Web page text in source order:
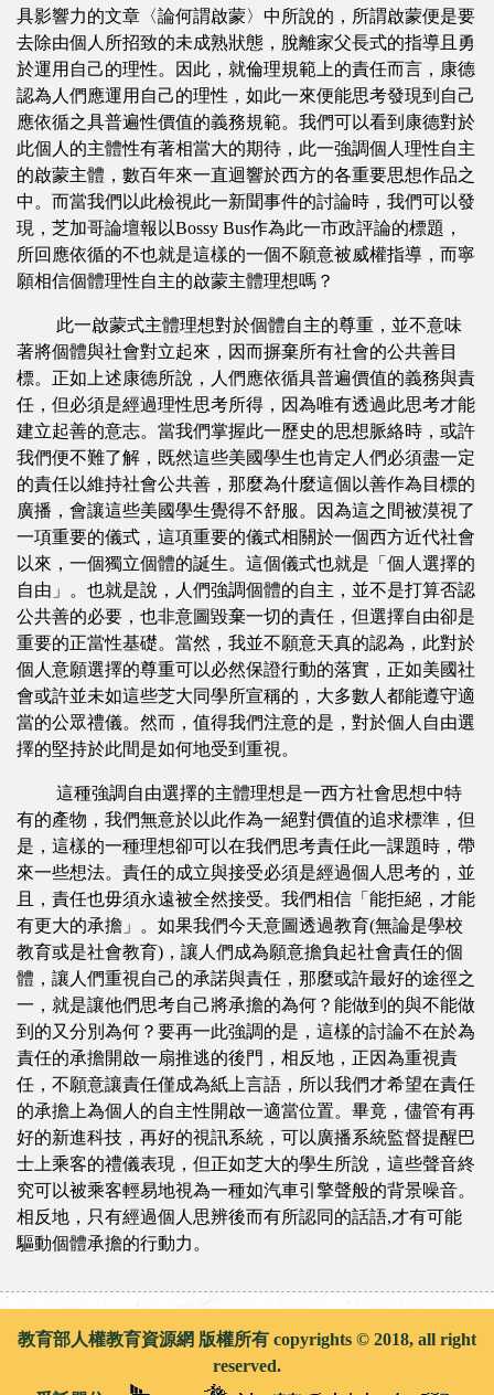
具影響力的文章〈論何謂啟蒙〉中所說的，所謂啟蒙便是要
去除由個人所招致的未成熟狀態，脫離家父長式的指導且勇
於運用自己的理性。因此，就倫理規範上的責任而言，康德
認為人們應運用自己的理性，如此一來便能思考發現到自己
應依循之具普遍性價值的義務規範。我們可以看到康德對於
此個人的主體性有著相當大的期待，此一強調個人理性自主
的啟蒙主體，數百年來一直迴響於西方的各重要思想作品之
中。而當我們以此檢視此一新聞事件的討論時，我們可以發
現，芝加哥論壇報以Bossy Bus作為此一市政評論的標題，
所回應依循的不也就是這樣的一個不願意被威權指導，而寧
願相信個體理性自主的啟蒙主體理想嗎？
此一啟蒙式主體理想對於個體自主的尊重，並不意味
著將個體與社會對立起來，因而摒棄所有社會的公共善目
標。正如上述康德所說，人們應依循具普遍價值的義務與責
任，但必須是經過理性思考所得，因為唯有透過此思考才能
建立起善的意志。當我們掌握此一歷史的思想脈絡時，或許
我們便不難了解，既然這些美國學生也肯定人們必須盡一定
的責任以維持社會公共善，那麼為什麼這個以善作為目標的
廣播，會讓這些美國學生覺得不舒服。因為這之間被漠視了
一項重要的儀式，這項重要的儀式相關於一個西方近代社會
以來，一個獨立個體的誕生。這個儀式也就是「個人選擇的
自由」。也就是說，人們強調個體的自主，並不是打算否認
公共善的必要，也非意圖毀棄一切的責任，但選擇自由卻是
重要的正當性基礎。當然，我並不願意天真的認為，此對於
個人意願選擇的尊重可以必然保證行動的落實，正如美國社
會或許並未如這些芝大同學所宣稱的，大多數人都能遵守適
當的公眾禮儀。然而，值得我們注意的是，對於個人自由選
擇的堅持於此間是如何地受到重視。
這種強調自由選擇的主體理想是一西方社會思想中特
有的產物，我們無意於以此作為一絕對價值的追求標準，但
是，這樣的一種理想卻可以在我們思考責任此一課題時，帶
來一些想法。責任的成立與接受必須是經過個人思考的，並
且，責任也毋須永遠被全然接受。我們相信「能拒絕，才能
有更大的承擔」。如果我們今天意圖透過教育(無論是學校
教育或是社會教育)，讓人們成為願意擔負起社會責任的個
體，讓人們重視自己的承諾與責任，那麼或許最好的途徑之
一，就是讓他們思考自己將承擔的為何？能做到的與不能做
到的又分別為何？要再一此強調的是，這樣的討論不在於為
責任的承擔開啟一扇推逃的後門，相反地，正因為重視責
任，不願意讓責任僅成為紙上言語，所以我們才希望在責任
的承擔上為個人的自主性開啟一適當位置。畢竟，儘管有再
好的新進科技，再好的視訊系統，可以廣播系統監督提醒巴
士上乘客的禮儀表現，但正如芝大的學生所說，這些聲音終
究可以被乘客輕易地視為一種如汽車引擎聲般的背景噪音。
相反地，只有經過個人思辨後而有所認同的話語,才有可能
驅動個體承擔的行動力。
教育部人權教育資源網 版權所有 copyrights © 2018, all right
reserved.